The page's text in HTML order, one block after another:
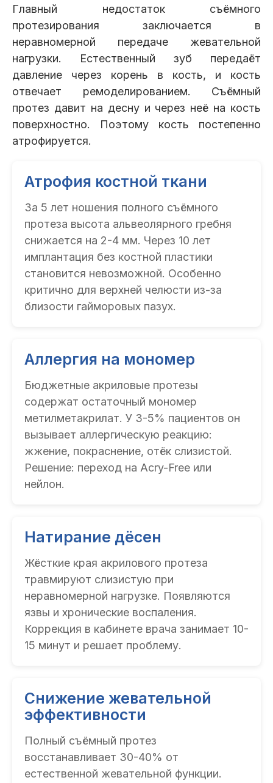
Главный недостаток съёмного
протезирования заключается в
неравномерной передаче жевательной
нагрузки. Естественный зуб передаёт
давление через корень в кость, и кость
отвечает ремоделированием. Съёмный
протез давит на десну и через неё на кость
поверхностно. Поэтому кость постепенно
атрофируется.
Атрофия костной ткани
За 5 лет ношения полного съёмного
протеза высота альвеолярного гребня
снижается на 2-4 мм. Через 10 лет
имплантация без костной пластики
становится невозможной. Особенно
критично для верхней челюсти из-за
близости гайморовых пазух.
Аллергия на мономер
Бюджетные акриловые протезы
содержат остаточный мономер
метилметакрилат. У 3-5% пациентов он
вызывает аллергическую реакцию:
жжение, покраснение, отёк слизистой.
Решение: переход на Acry-Free или
нейлон.
Натирание дёсен
Жёсткие края акрилового протеза
травмируют слизистую при
неравномерной нагрузке. Появляются
язвы и хронические воспаления.
Коррекция в кабинете врача занимает 10-
15 минут и решает проблему.
Снижение жевательной
эффективности
Полный съёмный протез
восстанавливает 30-40% от
естественной жевательной функции.